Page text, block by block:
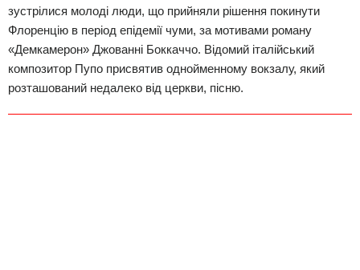
зустрілися молоді люди, що прийняли рішення покинути
Флоренцію в період епідемії чуми, за мотивами роману
«Демкамерон» Джованні Боккаччо. Відомий італійський
композитор Пупо присвятив однойменному вокзалу, який
розташований недалеко від церкви, пісню.